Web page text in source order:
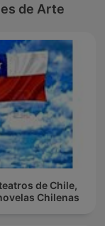
de Arte
de Chile,
Chilenas